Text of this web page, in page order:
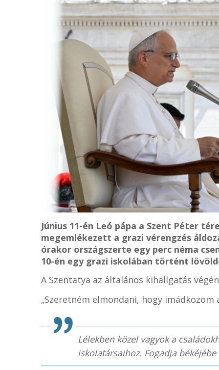
Június 11-én Leó pápa a Szent Péter
megemlékezett a grazi vérengzés
órakor országszerte egy perc néma
10-én egy grazi iskolában történt
A Szentatya az általános kihallgatás
„Szeretném elmondani, hogy
Lélekben közel vagyok a
iskolatársaihoz. Fogadja békéjébe